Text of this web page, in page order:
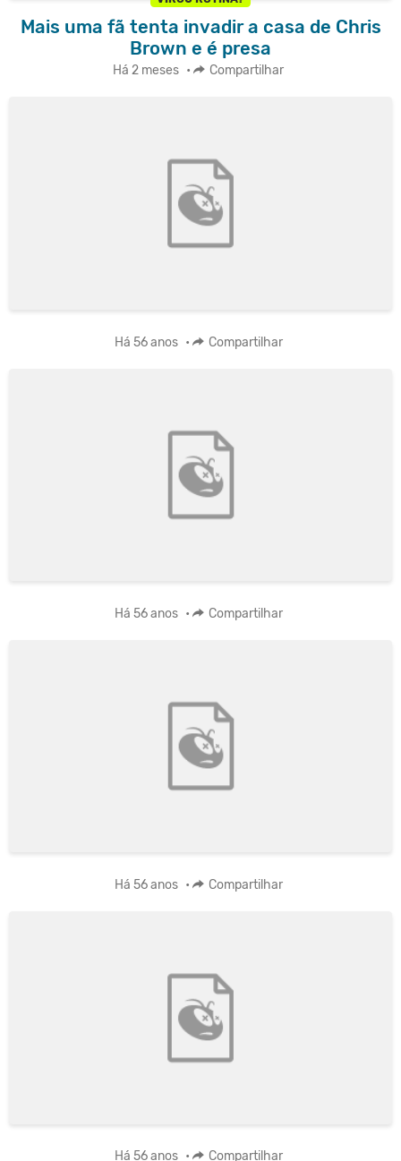
Mais uma fã tenta invadir a casa de Chris
Brown e é presa
Há 2 meses • Compartilhar
Há 56 anos • Compartilhar
Há 56 anos • Compartilhar
Há 56 anos • Compartilhar
Há 56 anos • Compartilhar